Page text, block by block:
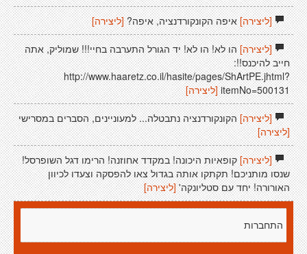
[ליצירה]איפה הקונקורדנציה, איפה? [ליצירה]
[ליצירה]הו לא! הו לא! יד הגורל התערבה בחיי!!! שמוליק, אתה
חייב להיכנס!!:
http://www.haaretz.co.il/hasite/pages/ShArtPE.jhtml?
itemNo=500131 [ליצירה]
[ליצירה]הקונקורדנציה נתבטלה... למעוניינים, הסברים במסרישי
[ליצירה]
[ליצירה]קופאיות היכונה! במקדד אחוזנה! הרימו דגל השופרסל!
שנסו מותניכם! תקתקו אותה בגדול צאו להפסקה וצעדו לכיוון
האורורה! יחד עם סטליונקה' [ליצירה]
התחברות